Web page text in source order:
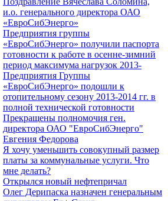
и.о. генерального директора ОАО
«ЕвроСибЭнерго»
Предприятия группы
«ЕвроСибЭнерго» получили паспорта
готовности к работе в осенне-зимний
период максимума нагрузок 2013-
Предприятия Группы
«ЕвроСибЭнерго» подошли к
отопительному сезону 2013-2014 гг. в
полной технической готовности
Прекращены полномочия ген.
директора ОАО "ЕвроСибЭнерго"
Евгения Федорова
Я хочу уменьшить совокупный размер
платы за коммунальные услуги. Что
мне делать?
Открылся новый нефтепричал
Олег Дерипаска назначен генеральным